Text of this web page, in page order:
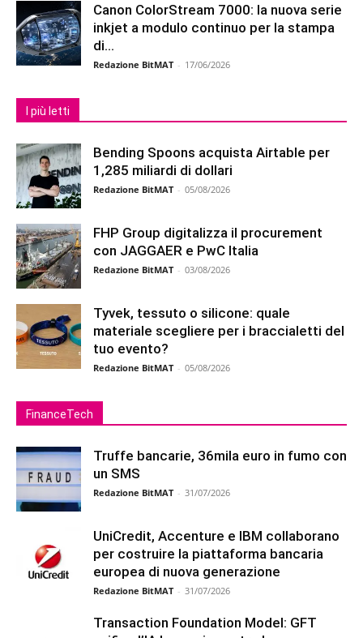
Canon ColorStream 7000: la nuova serie
inkjet a modulo continuo per la stampa
di...
Redazione BitMAT - 17/06/2026
I più letti
Bending Spoons acquista Airtable per
1,285 miliardi di dollari
Redazione BitMAT - 05/08/2026
FHP Group digitalizza il procurement
con JAGGAER e PwC Italia
Redazione BitMAT - 03/08/2026
Tyvek, tessuto o silicone: quale
materiale scegliere per i braccialetti del
tuo evento?
Redazione BitMAT - 05/08/2026
FinanceTech
Truffe bancarie, 36mila euro in fumo con
un SMS
Redazione BitMAT - 31/07/2026
UniCredit, Accenture e IBM collaborano
per costruire la piattaforma bancaria
europea di nuova generazione
Redazione BitMAT - 31/07/2026
Transaction Foundation Model: GFT